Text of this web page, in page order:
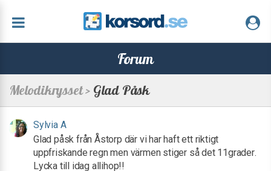
Forum
Melodikrysset > Glad Påsk
Sylvia A
Glad påsk från Åstorp där vi har haft ett riktigt
uppfriskande regn men värmen stiger så det 11grader.
Lycka till idag allihop!!